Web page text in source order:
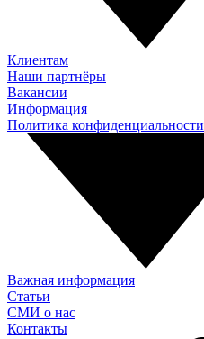
Клиентам
Наши партнёры
Вакансии
Информация
Политика конфиденциальности
Важная информация
Статьи
СМИ о нас
Контакты